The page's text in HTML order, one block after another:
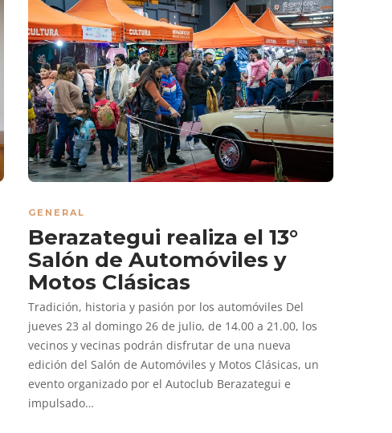
GENERAL
Berazategui realiza el 13°
Salón de Automóviles y
Motos Clásicas
Tradición, historia y pasión por los automóviles Del
jueves 23 al domingo 26 de julio, de 14.00 a 21.00, los
vecinos y vecinas podrán disfrutar de una nueva
edición del Salón de Automóviles y Motos Clásicas, un
evento organizado por el Autoclub Berazategui e
impulsado…